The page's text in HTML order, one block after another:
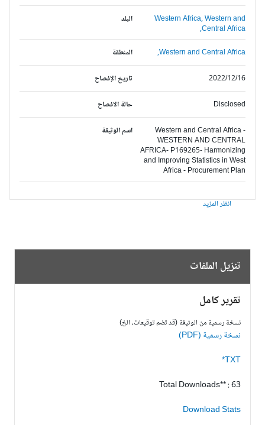
البلد Western Africa,Western and
Central Africa,
المنطقة
Western and Central Africa,
تاريخ الإفصاح 2022/12/16
حالة الافصاح Disclosed
اسم الوثيقة
Western and Central Africa -
WESTERN AND CENTRAL
AFRICA- P169265- Harmonizing
and Improving Statistics in West
Africa - Procurement Plan
انظر المزيد
تنزيل الملفات
تقرير كامل
نسخة رسمية من الوثيقة (قد تضم توقيعات، الخ)
نسخة رسمية (PDF)
TXT*
Total Downloads** : 63
Download Stats